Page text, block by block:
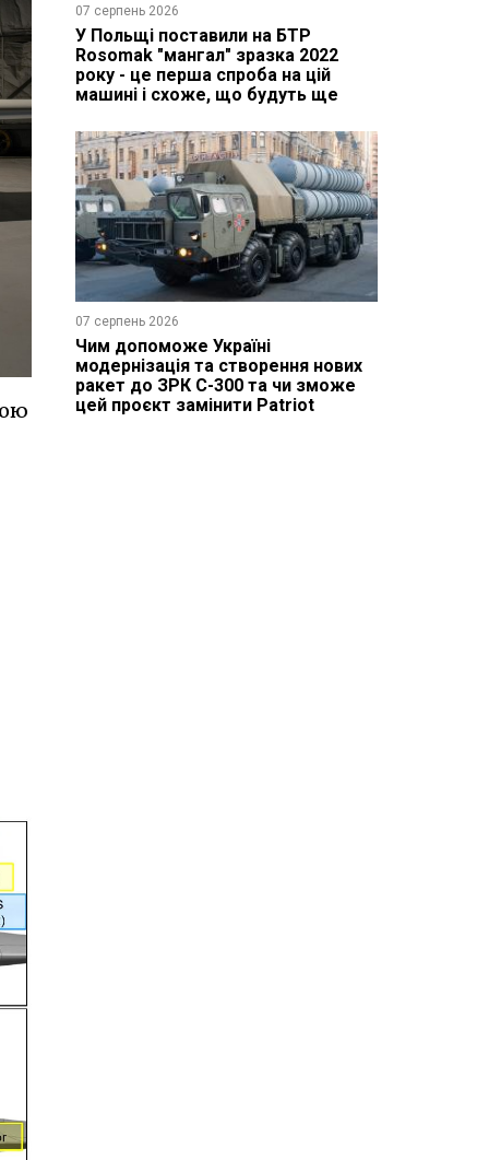
07 серпень 2026
У Польщі поставили на БТР
Rosomak "мангал" зразка 2022
року - це перша спроба на цій
машині і схоже, що будуть ще
07 серпень 2026
Чим допоможе Україні
модернізація та створення нових
ракет до ЗРК С-300 та чи зможе
цей проєкт замінити Patriot